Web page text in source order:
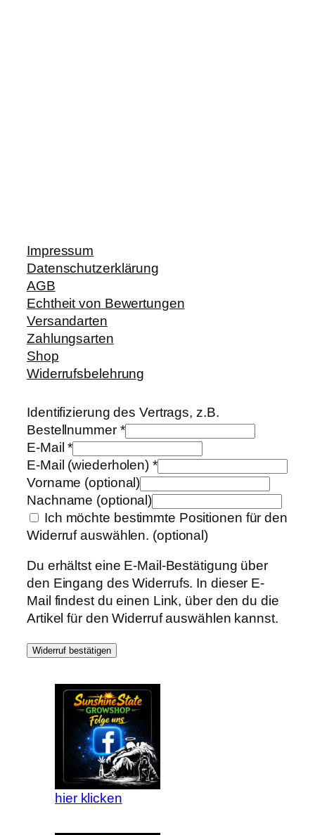
Impressum
Datenschutzerklärung
AGB
Echtheit von Bewertungen
Versandarten
Zahlungsarten
Shop
Widerrufsbelehrung
Identifizierung des Vertrags, z.B.
Bestellnummer *
E-Mail*
E-Mail (wiederholen) *
Vorname (optional)
Nachname (optional)
Ich möchte bestimmte Positionen für den
Widerruf auswählen. (optional)
Du erhältst eine E-Mail-Bestätigung über
den Eingang des Widerrufs. In dieser E-
Mail findest du einen Link, über den du die
Artikel für den Widerruf auswählen kannst.
Widerruf bestätigen
hier klicken